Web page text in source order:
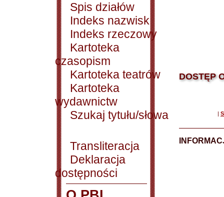
Spis działów
Indeks nazwisk
Indeks rzeczowy
Kartoteka
czasopism
Kartoteka teatrów
Kartoteka
wydawnictw
Szukaj tytułu/słowa
Transliteracja
Deklaracja
dostępności
DOSTĘP
|